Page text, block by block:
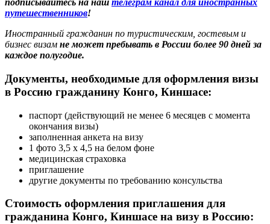
подписывайтесь на наш телеграм канал для иностранных
путешественников!
Иностранный гражданин по туристическим, гостевым и
бизнес визам не может пребывать в России более 90 дней за
каждое полугодие.
Документы, необходимые для оформления визы
в Россию гражданину Конго, Киншасе:
паспорт (действующий не менее 6 месяцев с момента
окончания визы)
заполненная анкета на визу
1 фото 3,5 х 4,5 на белом фоне
медицинская страховка
приглашение
другие документы по требованию консульства
Стоимость оформления приглашения для
гражданина Конго, Киншасе на визу в Россию: